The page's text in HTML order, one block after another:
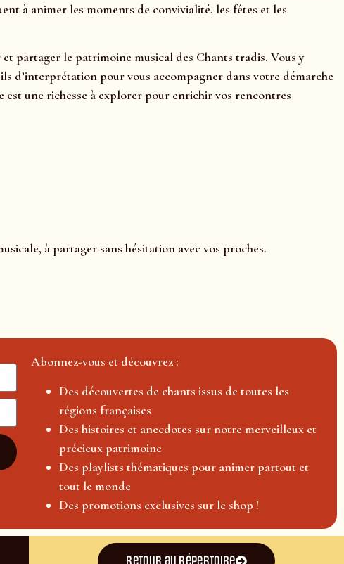
à animer les moments de convivialité, les fêtes et les
partager le patrimoine musical des Chants tradis. Vous y
d’interprétation pour vous accompagner dans votre démarche
est une richesse à explorer pour enrichir vos rencontres
à partager sans hésitation avec vos proches.
Abonnez-vous et découvrez :
Des découvertes de chants issus de toutes les
régions françaises
Des histoires et anecdotes sur notre merveilleux et
précieux patrimoine
Des playlists thématiques pour animer partout et
tout le monde
Des promotions exclusives sur le shop !